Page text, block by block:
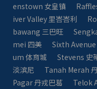
enstown 女皇镇
iver Valley 里峇峇利
bawang 三巴旺
mei 四美
Sixth
um 体育城
Stevens 史
淡滨尼
Tanah Merah
Pagar 丹戎巴葛
Telok